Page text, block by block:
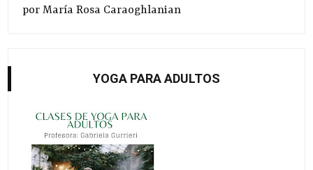
por María Rosa Caraoghlanian
YOGA PARA ADULTOS